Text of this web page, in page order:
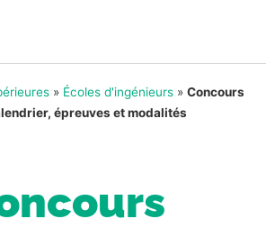
» Écoles d'ingénieurs » Concours
épreuves et modalités